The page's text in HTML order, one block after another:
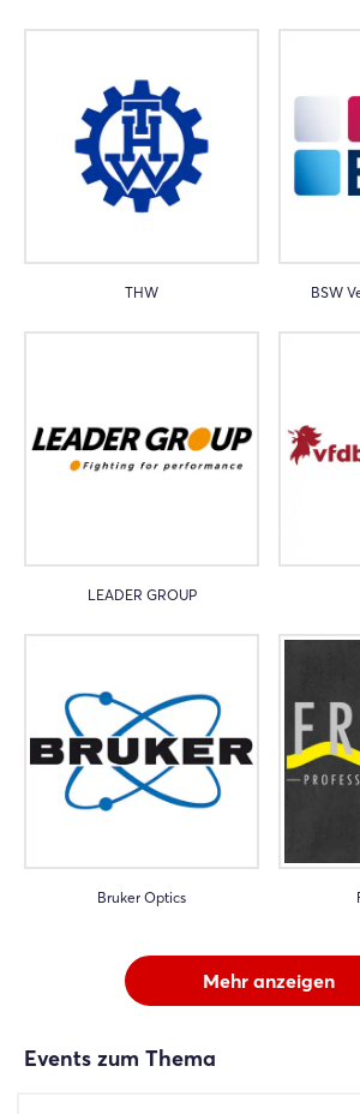
THW BSW
LEADER GROUP
Bruker Optics
Mehr anzeigen
Events zum Thema